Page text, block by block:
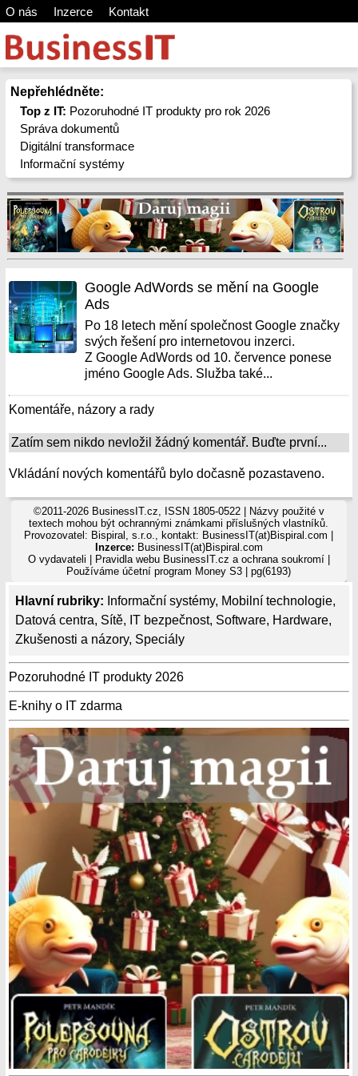
O nás Inzerce Kontakt
Nepřehlédněte:
Top z IT: Pozoruhodné IT produkty pro rok 2026
Správa dokumentů
Digitální transformace
Informační systémy
Hlavní rubriky: Informační systémy, Mobilní technologie,
Datová centra, Sítě, IT bezpečnost, Software, Hardware,
Zkušenosti a názory, Speciály
Pozoruhodné IT produkty 2026
E-knihy o IT zdarma
Google AdWords se mění na Google
Ads
Po 18 letech mění společnost Google značky
svých řešení pro internetovou inzerci.
Z Google AdWords od 10. července ponese
jméno Google Ads. Služba také...
Komentáře, názory a rady
Zatím sem nikdo nevložil žádný komentář. Buďte první...
Vkládání nových komentářů bylo dočasně pozastaveno.
©2011-2026 BusinessIT.cz, ISSN 1805-0522 | Názvy použité v
textech mohou být ochrannými známkami příslušných vlastníků.
Provozovatel: Bispiral, s.r.o., kontakt: BusinessIT(at)Bispiral.com |
Inzerce: BusinessIT(at)Bispiral.com
O vydavateli
Pravidla webu BusinessIT.cz a ochrana soukromí|
Používámeúčetní program Money S3 | pg(6193)